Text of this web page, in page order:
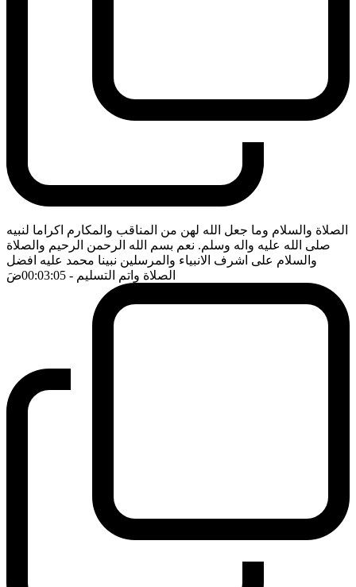
الصلاة والسلام وما جعل الله لهن من المناقب والمكارم اكراما لنبيه
صلى الله عليه واله وسلم. نعم بسم الله الرحمن الرحيم والصلاة
والسلام على اشرف الانبياء والمرسلين نبينا محمد عليه افضل
الصلاة واتم التسليم - 00:03:05 ضَ